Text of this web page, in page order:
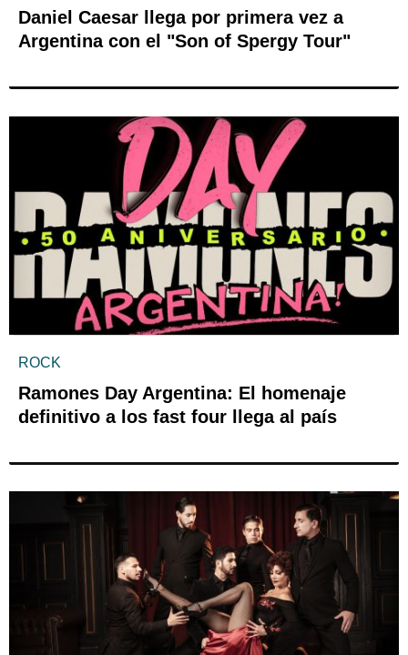
Daniel Caesar llega por primera vez a
Argentina con el "Son of Spergy Tour"
ROCK
Ramones Day Argentina: El homenaje
definitivo a los fast four llega al país